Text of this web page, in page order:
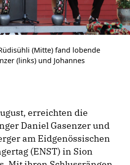
(Mitte) fand lobende
(links) und Johannes
erreichten die
Daniel Gasenzer und
am Eidgenössischen
(ENST) in Sion